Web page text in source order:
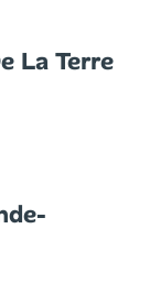
La Terre